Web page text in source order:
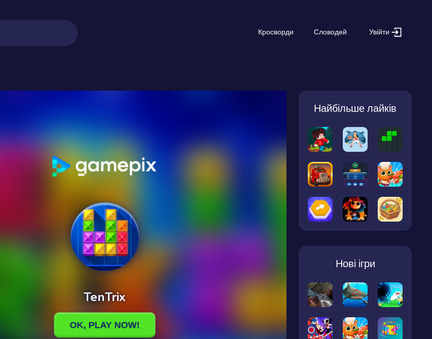
Кросворди Словодей Увійти
Найбільше лайків
Нові ігри